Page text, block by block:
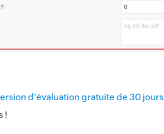
d’évaluation gratuite de 30 jours
!